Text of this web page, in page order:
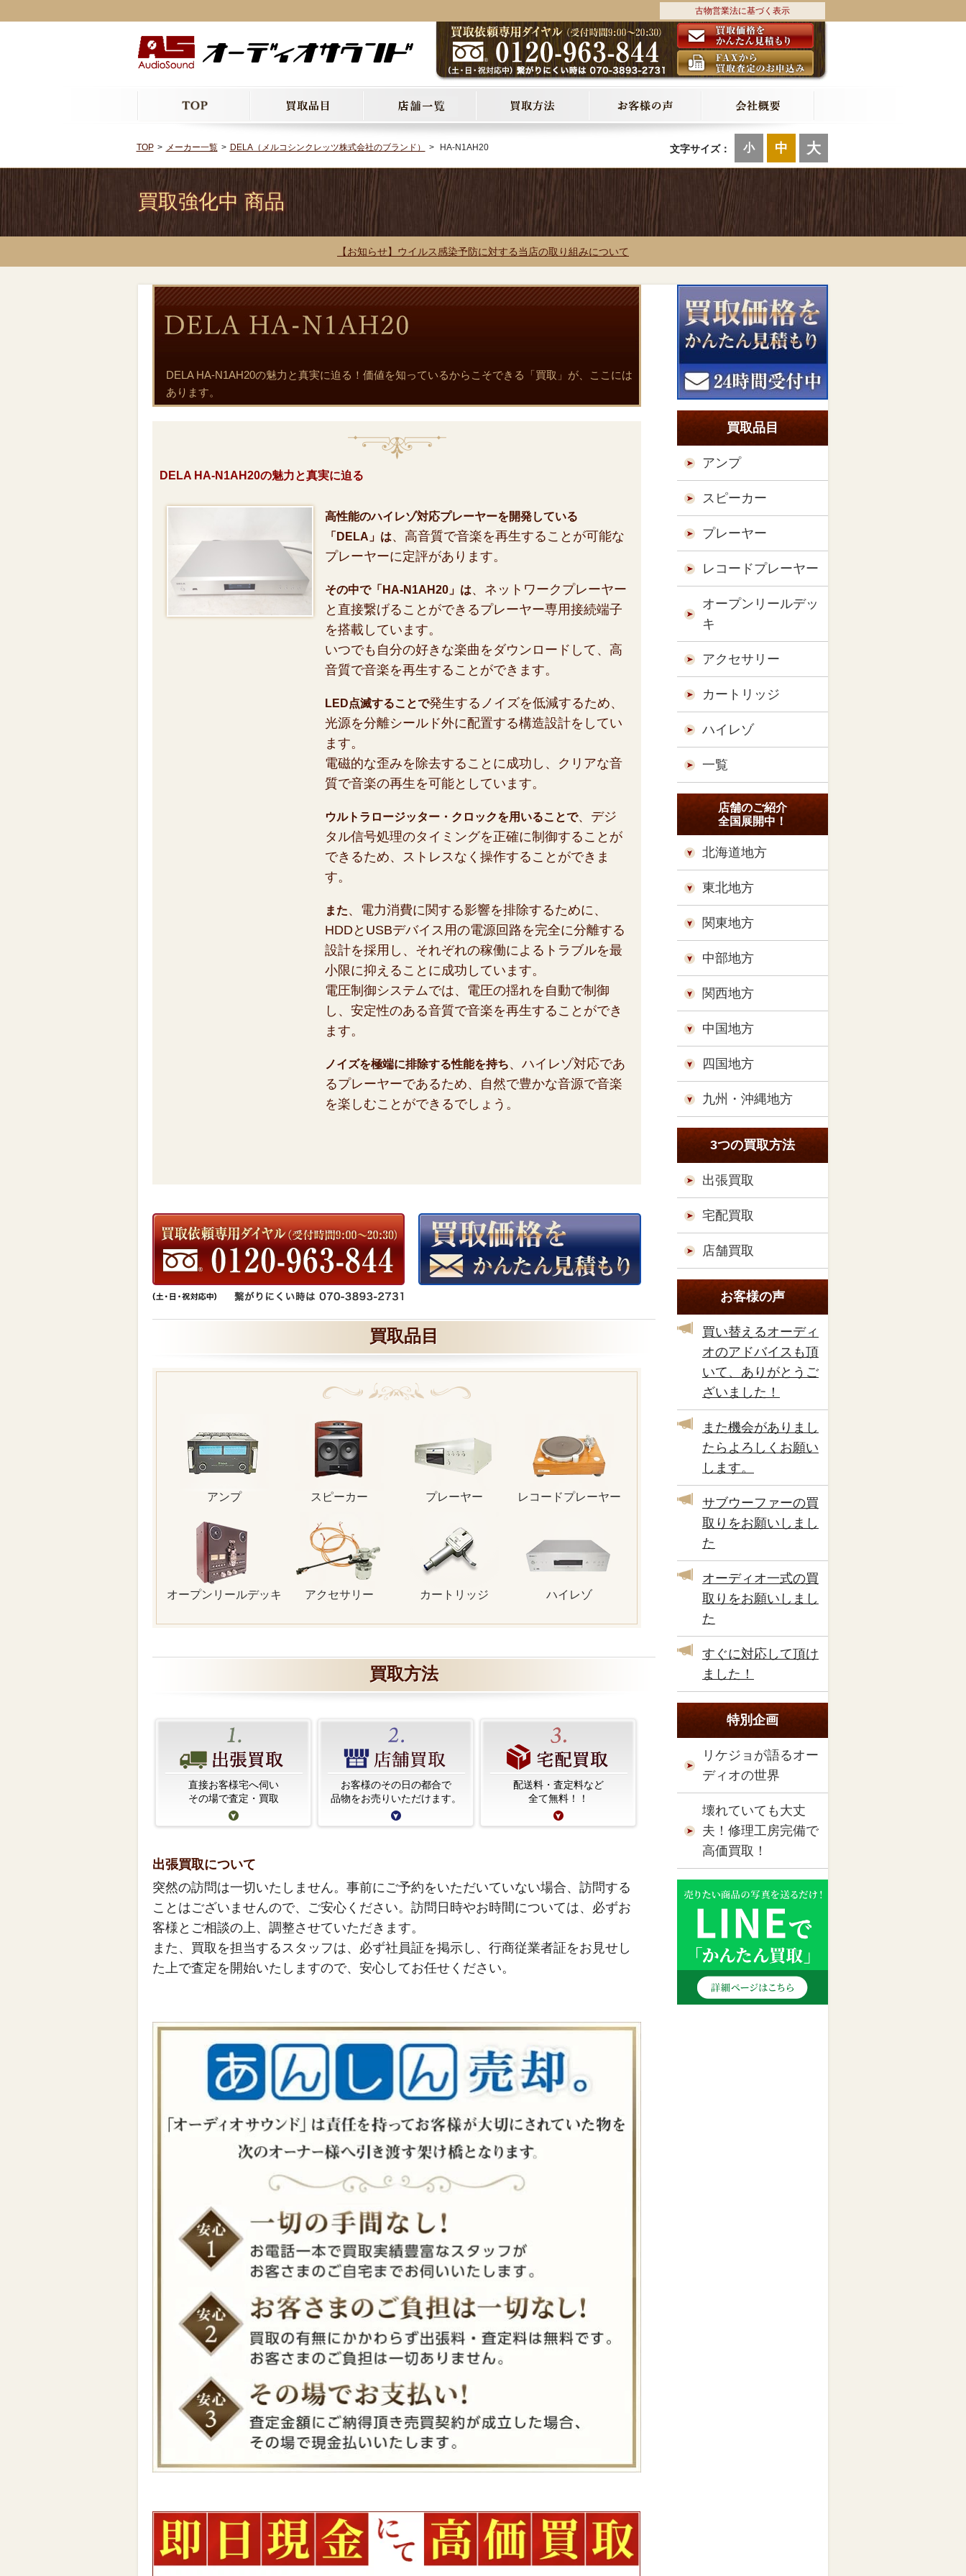
古物営業法に基づく表示
文字サイズ： 小 中 大
TOP メーカー一覧 DELA（メルコシンクレッツ株式会社のブランド） HA-N1AH20
買取強化中 商品
【お知らせ】ウイルス感染予防に対する当店の取り組みについて
DELA HA-N1AH20の魅力と真実に迫る！価値を知っているからこそできる「買取」が、ここには
あります。
DELA HA-N1AH20の魅力と真実に迫る
高性能のハイレゾ対応プレーヤーを開発している
「DELA」は、高音質で音楽を再生することが可能な
プレーヤーに定評があります。
その中で「HA-N1AH20」は、ネットワークプレーヤー
と直接繋げることができるプレーヤー専用接続端子
を搭載しています。
いつでも自分の好きな楽曲をダウンロードして、高
音質で音楽を再生することができます。
LED点滅することで発生するノイズを低減するため、
光源を分離シールド外に配置する構造設計をしてい
ます。
電磁的な歪みを除去することに成功し、クリアな音
質で音楽の再生を可能としています。
ウルトラロージッター・クロックを用いることで、デジ
タル信号処理のタイミングを正確に制御することが
できるため、ストレスなく操作することができま
す。
また、電力消費に関する影響を排除するために、
HDDとUSBデバイス用の電源回路を完全に分離する
設計を採用し、それぞれの稼働によるトラブルを最
小限に抑えることに成功しています。
電圧制御システムでは、電圧の揺れを自動で制御
し、安定性のある音質で音楽を再生することができ
ます。
ノイズを極端に排除する性能を持ち、ハイレゾ対応であ
るプレーヤーであるため、自然で豊かな音源で音楽
を楽しむことができるでしょう。
買取品目
アンプ スピーカー プレーヤー レコードプレーヤー
オープンリールデッキ アクセサリー カートリッジ ハイレゾ
買取方法
直接お客様宅へ伺い
その場で査定・買取
お客様のその日の都合で
品物をお売りいただけます。
配送料・査定料など
全て無料！！
出張買取について
突然の訪問は一切いたしません。事前にご予約をいただいていない場合、訪問する
ことはございませんので、ご安心ください。訪問日時やお時間については、必ずお
客様とご相談の上、調整させていただきます。
また、買取を担当するスタッフは、必ず社員証を掲示し、行商従業者証をお見せし
た上で査定を開始いたしますので、安心してお任せください。
買取品目
アンプ
スピーカー
プレーヤー
レコードプレーヤー
オープンリールデッ
キ
アクセサリー
カートリッジ
ハイレゾ
一覧
店舗のご紹介
全国展開中！
北海道地方
東北地方
関東地方
中部地方
関西地方
中国地方
四国地方
九州・沖縄地方
3つの買取方法
出張買取
宅配買取
店舗買取
お客様の声
買い替えるオーディ
オのアドバイスも頂
いて、ありがとうご
ざいました！
また機会がありまし
たらよろしくお願い
します。
サブウーファーの買
取りをお願いしまし
た
オーディオ一式の買
取りをお願いしまし
た
すぐに対応して頂け
ました！
特別企画
リケジョが語るオー
ディオの世界
壊れていても大丈
夫！修理工房完備で
高価買取！